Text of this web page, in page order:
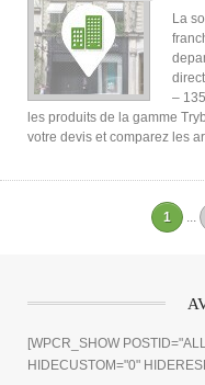
La
–
les produits de la gamme
votre devis et comparez les
1 ...
[WPCR_SHOW
HIDECUSTOM="0"